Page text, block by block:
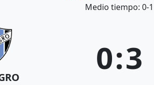
Medio tiempo: 0-1
0:3